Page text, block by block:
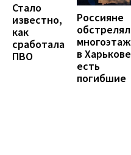
Стало
известно,
как
сработала
ПВО
Россияне
в
есть
погибшие